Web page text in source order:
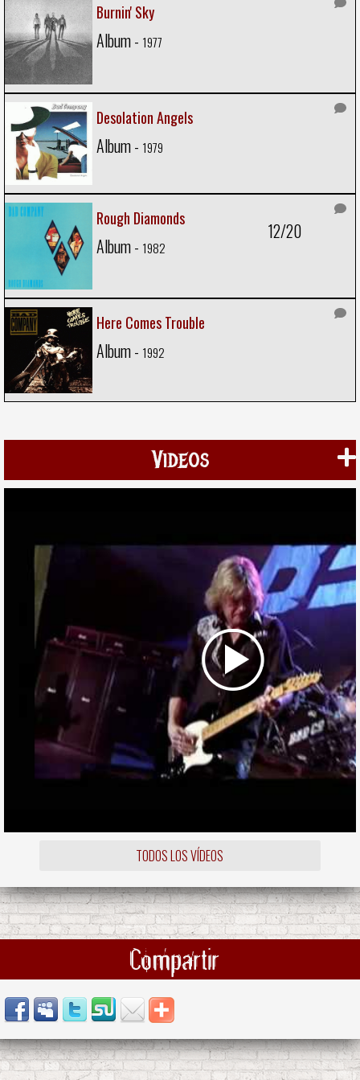
Burnin' Sky
Album - 1977
Desolation Angels
Album - 1979
Rough Diamonds
Album - 1982
12/20
Here Comes Trouble
Album - 1992
Videos
TODOS LOS VÍDEOS
Compartir